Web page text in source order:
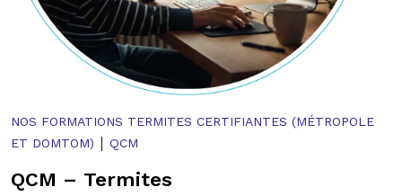
NOS FORMATIONS TERMITES CERTIFIANTES (MÉTROPOLE
ET DOMTOM) | QCM
QCM – Termites